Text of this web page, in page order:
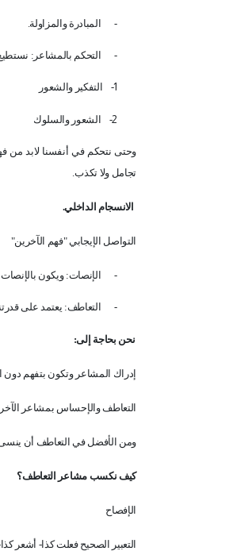
- المبادرة والمزاولة
- التحكم بالمشاعر:
1- التفكير والشعور
2- الشعور والسلوك
وحتى نتحكم في أنفسنا لابد من
تجامل ولا تكذب.
الانسجام الداخلي.
التواصل الإيجابي "فهم الآخرين"
- الإنصات: ويكون بالإنصات
- التعاطف: يعتمد على
نحن بحاجة إلى:
إدراك المشاعر وتكون بتفهم دون
التعاطف والإحساس بمشاعر
ومن الأفضل في التعاطف أن ينسى
كيف نكسب مشاعر التعاطف؟
الإفصاح
التعبير الصحيح فعلت كذا- أشعر